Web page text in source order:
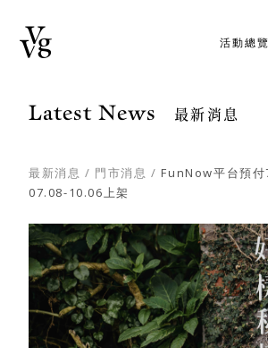
活動總覽
預約
Latest News 最新消息
最新消息 / 門市消息 /FunNow平台預付
07.08-10.06上架